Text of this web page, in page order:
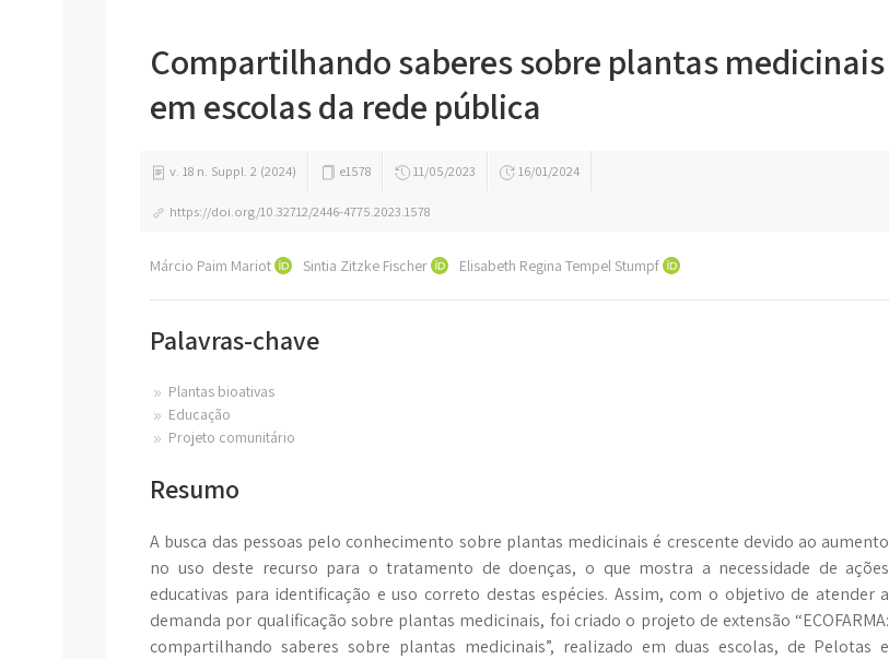
Compartilhando saberes sobre plantas medicinais
em escolas da rede pública
v. 18 n. Suppl. 2 (2024) e1578 11/05/2023 16/01/2024
https://doi.org/10.32712/2446-4775.2023.1578
Márcio Paim Mariot Sintia Zitzke Fischer Elisabeth Regina Tempel Stumpf
Palavras-chave
Plantas bioativas
Educação
Projeto comunitário
Resumo
A busca das pessoas pelo conhecimento sobre plantas medicinais é crescente devido ao aumento
no uso deste recurso para o tratamento de doenças, o que mostra a necessidade de ações
educativas para identificação e uso correto destas espécies. Assim, com o objetivo de atender a
demanda por qualificação sobre plantas medicinais, foi criado o projeto de extensão “ECOFARMA:
compartilhando saberes sobre plantas medicinais”, realizado em duas escolas, de Pelotas e